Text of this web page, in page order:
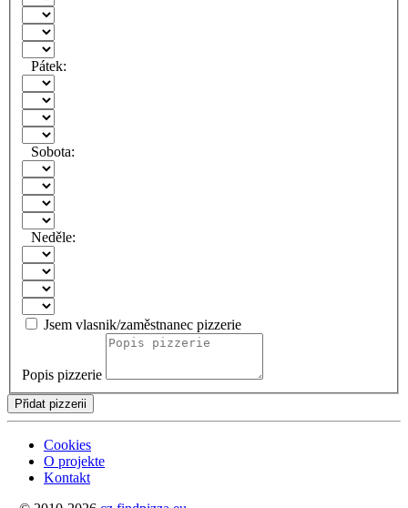
Pátek:
Sobota:
Neděle:
Jsem vlasnik/zaměstnanec pizzerie
Popis pizzerie
Přidat pizzerii
Cookies
O projekte
Kontakt